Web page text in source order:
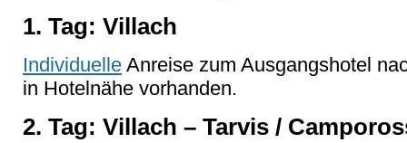
1. Tag: Villach
Individuelle Anreise zum Ausgangshotel
in Hotelnähe vorhanden.
2. Tag: Villach – Tarvis /